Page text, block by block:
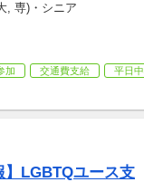
, 専)・シニア
加 交通費支給 平日
】LGBTQユース支